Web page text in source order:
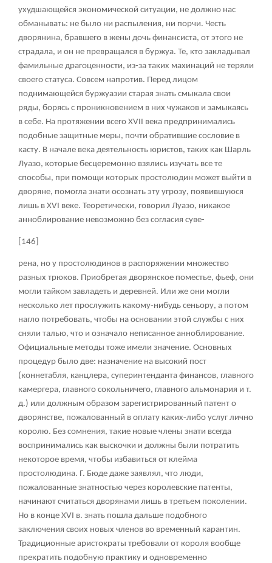
ухудшающейся экономической ситуации, не должно нас
обманывать: не было ни распыления, ни порчи. Честь
дворянина, бравшего в жены дочь финансиста, от этого не
страдала, и он не превращался в буржуа. Те, кто закладывал
фамильные драгоценности, из-за таких махинаций не теряли
своего статуса. Совсем напротив. Перед лицом
поднимающейся буржуазии старая знать смыкала свои
ряды, борясь с проникновением в них чужаков и замыкаясь
в себе. На протяжении всего XVII века предпринимались
подобные защитные меры, почти обратившие сословие в
касту. В начале века деятельность юристов, таких как Шарль
Луазо, которые бесцеремонно взялись изучать все те
способы, при помощи которых простолюдин может выйти в
дворяне, помогла знати осознать эту угрозу, появившуюся
лишь в XVI веке. Теоретически, говорил Луазо, никакое
анноблирование невозможно без согласия суве-
[146]
рена, но у простолюдинов в распоряжении множество
разных трюков. Приобретая дворянское поместье, фьеф, они
могли тайком завладеть и деревней. Или же они могли
несколько лет прослужить какому-нибудь сеньору, а потом
нагло потребовать, чтобы на основании этой службы с них
сняли талью, что и означало неписанное анноблирование.
Официальные методы тоже имели значение. Основных
процедур было две: назначение на высокий пост
(коннетабля, канцлера, суперинтенданта финансов, главного
камергера, главного сокольничего, главного альмонария и т.
д.) или должным образом зарегистрированный патент о
дворянстве, пожалованный в оплату каких-либо услуг лично
королю. Без сомнения, такие новые члены знати всегда
воспринимались как выскочки и должны были потратить
некоторое время, чтобы избавиться от клейма
простолюдина. Г. Бюде даже заявлял, что люди,
пожалованные знатностью через королевские патенты,
начинают считаться дворянами лишь в третьем поколении.
Но в конце XVI в. знать пошла дальше подобного
заключения своих новых членов во временный карантин.
Традиционные аристократы требовали от короля вообще
прекратить подобную практику и одновременно